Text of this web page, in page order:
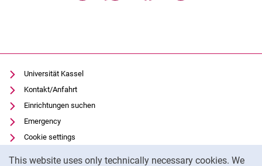
This website uses only technically necessary cookies. We
Universität Kassel
Kontakt/Anfahrt
Einrichtungen suchen
Emergency
Cookie settings